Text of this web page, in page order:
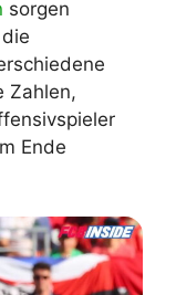
sorgen
Zahlen,
Ende